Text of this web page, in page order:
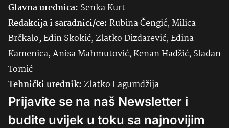
Glavna urednica: SenkaKurt
Redakcija i saradnici/ce:Rubina Čengić, Milica
Brčkalo, Edin Skokić, Zlatko Dizdarević, Edina
Kamenica, Anisa Mahmutović, Kenan Hadžić, Slađan
Tomić
Tehnički urednik:Zlatko Lagumdžija
Prijavite se na naš Newsletter i
budite uvijek u toku sa najnovijim